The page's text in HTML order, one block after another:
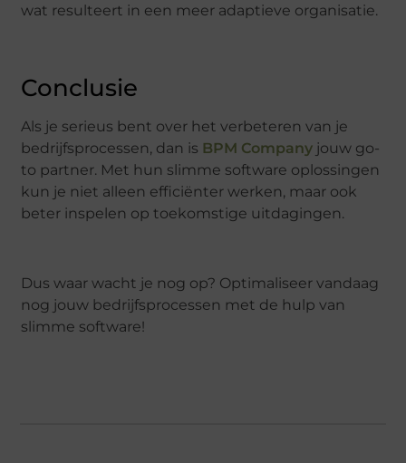
wat resulteert in een meer adaptieve organisatie.
Conclusie
Als je serieus bent over het verbeteren van je
bedrijfsprocessen, dan is BPM Company jouw go-
to partner. Met hun slimme software oplossingen
kun je niet alleen efficiënter werken, maar ook
beter inspelen op toekomstige uitdagingen.
Dus waar wacht je nog op? Optimaliseer vandaag
nog jouw bedrijfsprocessen met de hulp van
slimme software!